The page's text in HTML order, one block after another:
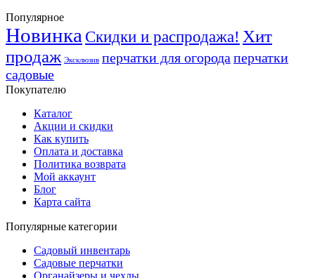
Популярное
Новинка Скидки и распродажа! Хит
продаж Эксклюзив перчатки для огорода перчатки
садовые
Покупателю
Каталог
Акции и скидки
Как купить
Оплата и доставка
Политика возврата
Мой аккаунт
Блог
Карта сайта
Популярные категории
Садовый инвентарь
Садовые перчатки
Органайзеры и чехлы